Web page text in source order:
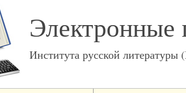
Электронные
Института русской